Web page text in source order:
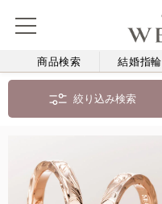
商品検索 結婚指輪
絞り込み検索